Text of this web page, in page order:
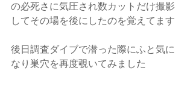
の必死さに気圧され数カットだけ撮影
してその場を後にしたのを覚えてます
後日調査ダイブで潜った際にふと気に
なり巣穴を再度覗いてみました